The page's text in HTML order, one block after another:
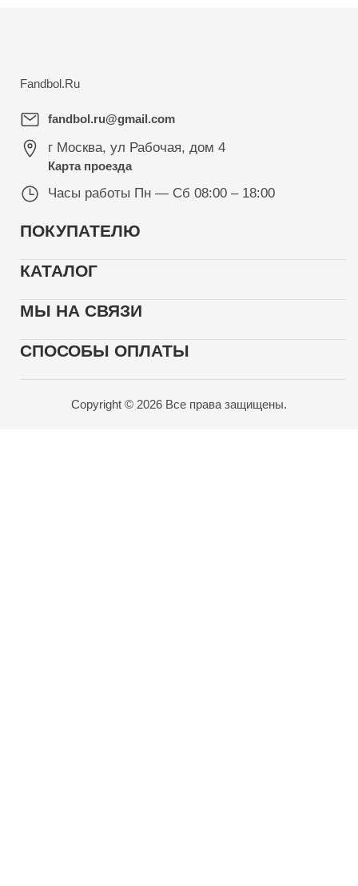
Fandbol.Ru
fandbol.ru@gmail.com
г Москва, ул Рабочая, дом 4
Карта проезда
Часы работы Пн — Сб 08:00 – 18:00
ПОКУПАТЕЛЮ
КАТАЛОГ
МЫ НА СВЯЗИ
СПОСОБЫ ОПЛАТЫ
Copyright © 2026 Все права защищены.